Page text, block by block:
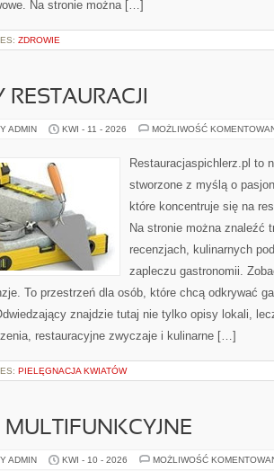
Na stronie można […]
ZDROWIE
RESTAURACJI
ADMIN KWI - 11 - 2026 MOŻLIWOŚĆ
Restauracjaspichlerz.pl to
stworzone z myślą o
które koncentruje się na
Na stronie można znaleźć
recenzjach, kulinarnych
zapleczu gastronomii.
To przestrzeń dla osób, które chcą odkrywać
znajdzie tutaj nie tylko opisy lokali,
restauracyjne zwyczaje i kulinarne […]
PIELĘGNACJA KWIATÓW
MULTIFUNKCYJNE
ADMIN KWI - 10 - 2026 MOŻLIWOŚĆ